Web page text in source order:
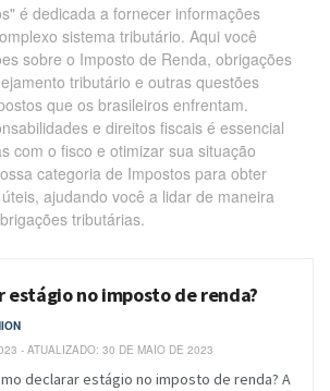
é dedicada a fornecer informações
sistema tributário. Aqui você
sobre o Imposto de Renda, obrigações
tributário e outras questões
que os brasileiros enfrentam.
e direitos fiscais é essencial
com o fisco e otimizar sua situação
categoria de Impostos para obter
ajudando você a lidar de maneira
tributárias.
estágio no imposto de renda?
- ATUALIZADO: 30 DE MAIO DE 2023
declarar estágio no imposto de renda? A